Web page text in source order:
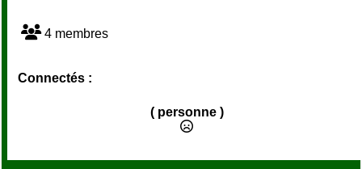
4 membres
Connectés :
( personne )